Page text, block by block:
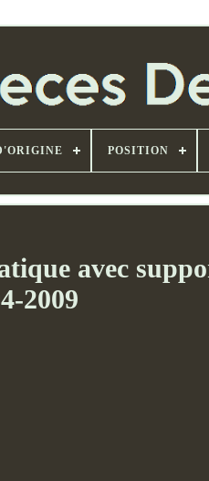
POSITION
avec
2009